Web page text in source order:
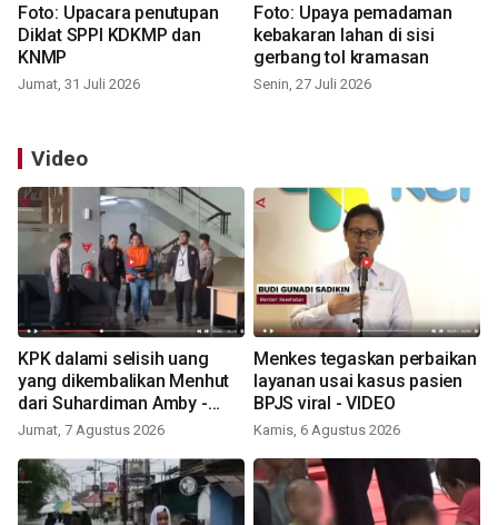
Foto: Upacara penutupan
Diklat SPPI KDKMP dan
KNMP
Jumat, 31 Juli 2026
Foto: Upaya pemadaman
kebakaran lahan di sisi
gerbang tol kramasan
Senin, 27 Juli 2026
Video
KPK dalami selisih uang
yang dikembalikan Menhut
dari Suhardiman Amby -
VIDEO
Jumat, 7 Agustus 2026
Menkes tegaskan perbaikan
layanan usai kasus pasien
BPJS viral - VIDEO
Kamis, 6 Agustus 2026